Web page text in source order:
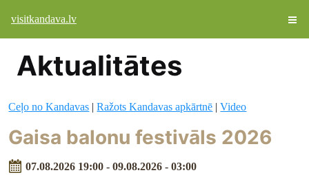
visitkandava.lv
Aktualitātes
Ceļo no Kandavas |Ražots Kandavas apkārtnē |Video
Gaisa balonu festivāls 2026
07.08.2026 19:00 - 09.08.2026 - 03:00